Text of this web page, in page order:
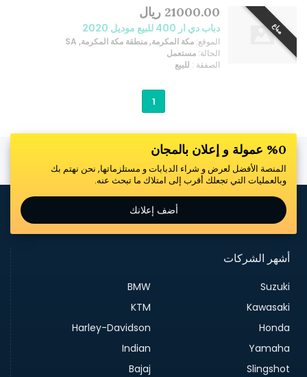
مباع
21000.00 ريال
دباب دي ار 400 للبيع موديل 2020
الموقع: مكة المكرمة, منطقة مكة المكرمة, SA
الحالة: مستعمل
الصفقة : للبيع
1
%0 عمولة و إعلان بالمجان
المنصة الأفضل لعرض و شراء الدبابات و مستلزماتها, نحن نهتم بك
وبالعمليات التي تجعلك أقرب إلى امتلاك ما تبحث عنه.
أضف إعلانك
أشهر الشركات
Suzuki
BMW
Kawasaki
KTM
Honda
Harley-Davidson
Yamaha
Indian
Slingshot
Bajaj